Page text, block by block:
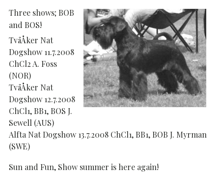
Three shows; BOB
and BOS!
TvåÅker Nat
Dogshow 11.7.2008
ChCl2 A. Foss
(NOR)
TvåÅker Nat
Dogshow 12.7.2008
ChCl1, BB1, BOS J.
Sewell (AUS)
Alfta Nat Dogshow 13.7.2008 ChCl1, BB1, BOB J. Myrman
(SWE)
Sun and Fun, Show summer is here again!